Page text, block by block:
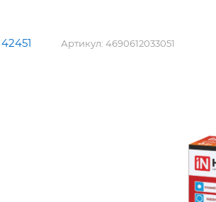
42451 Артикул: 4690612033051